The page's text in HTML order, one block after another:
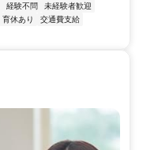
経験不問
未経験者歓迎
育休あり
交通費支給